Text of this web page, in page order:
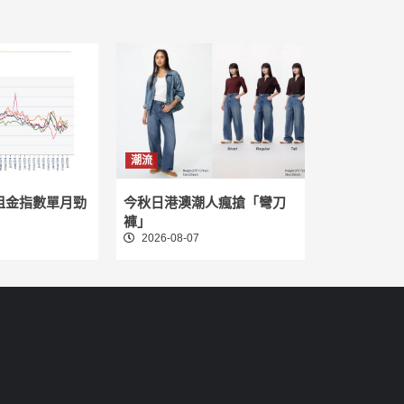
金指數單月勁
潮流
今秋日港澳潮人瘋搶「彎刀
褲」
2026-08-07